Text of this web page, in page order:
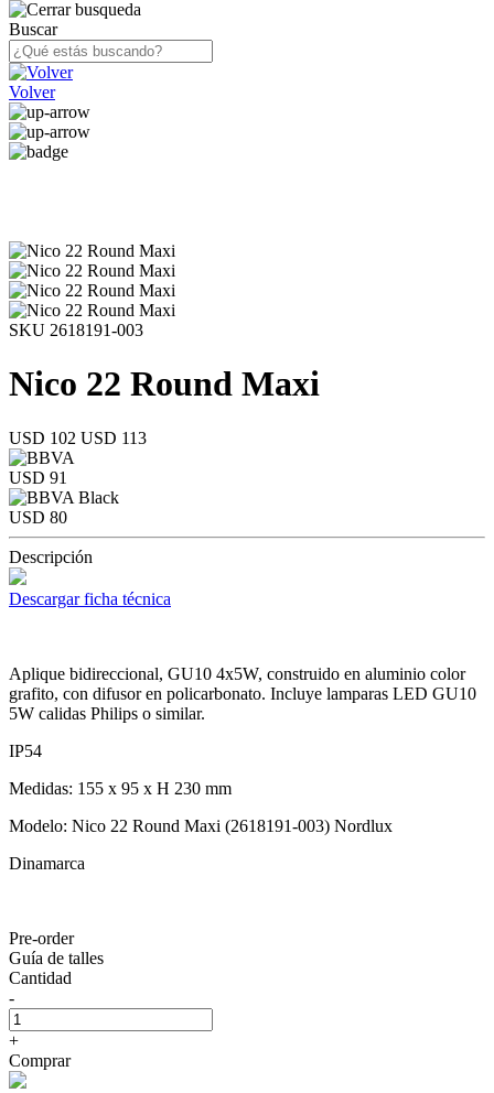
Buscar
Volver
SKU 2618191-003
Nico 22 Round Maxi
USD 102 USD 113
USD 91
USD 80
Descripción
Descargar ficha técnica
Aplique bidireccional, GU10 4x5W, construido en aluminio color
grafito, con difusor en policarbonato. Incluye lamparas LED GU10
5W calidas Philips o similar.
IP54
Medidas: 155 x 95 x H 230 mm
Modelo: Nico 22 Round Maxi (2618191-003) Nordlux
Dinamarca
Pre-order
Guía de talles
Cantidad
-
+
Comprar